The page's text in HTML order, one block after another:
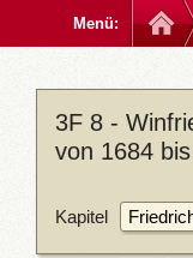
Menü:
3F 8 -
von 1684
Kapitel